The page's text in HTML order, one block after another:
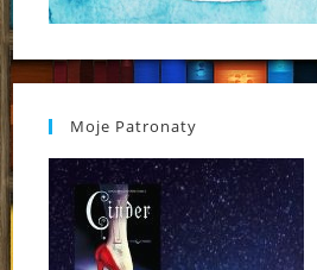
Moje Patronaty